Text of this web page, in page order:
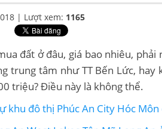
| Lượt xem: 1165
đất ở đâu, giá bao nhiêu, phải
trung tâm như TT Bến Lức, hay
triệu? Điều này là không thể.
khu đô thị Phúc An City Hóc Môn